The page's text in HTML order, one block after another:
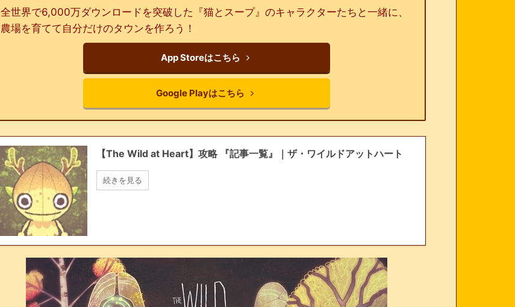
全世界で6,000万ダウンロードを突破した『猫とスープ』のキャラクターたちと一緒に、
農場を育てて自分だけのタウンを作ろう！
App Storeはこちら
Google Playはこちら
【The Wild at Heart】攻略 『記事一覧』｜ザ・ワイルドアットハート
続きを見る